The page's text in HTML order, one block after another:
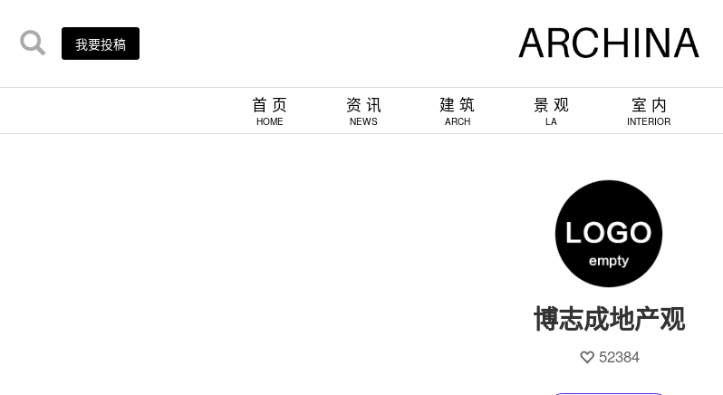
我要投稿
首 页
HOME
资 讯
NEWS
建 筑
ARCH
景 观
LA
室 内
INTERIOR
博志成地产观
52384